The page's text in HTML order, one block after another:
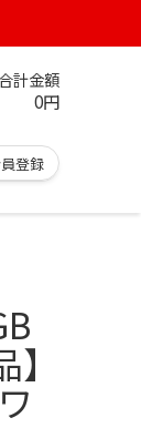
計金額
0円
登録